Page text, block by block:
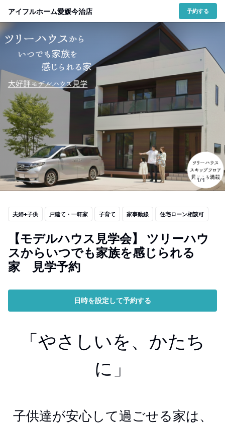
アイフルホーム愛媛今治店 予約する
1/1
夫婦+子供 戸建て・一軒家 子育て 家事動線 住宅ローン相談可
【モデルハウス見学会】 ツリーハウ
スからいつでも家族を感じられる
家 見学予約
日時を設定して予約する
「やさしいを、かたち
に」
子供達が安心して過ごせる家は、